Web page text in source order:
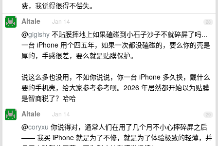
费，我觉得很得不偿失。
28
Altale Jan 14
@gigishy 不贴膜摔地上如果磕碰到小石子沙子不就碎屏了吗...
一台 iPhone 用个四五年，如果一次都没磕碰的，要么你的壳是
厚的，手感很差，要么就是贴膜保护。
说这么多也没用，不如你说说，你一台 iPhone 多久换，戴什么
要的手机壳，给大家参考参考呗。2026 年居然都开始以为贴膜
是智商税了？哈哈
29
Altale Jan 14
@coryxu 你说得对，通常人们在用了几个月不小心摔碎屏之后
—— 我买 iPhone 就是为了不修，就是为了体验极致的轻薄，并